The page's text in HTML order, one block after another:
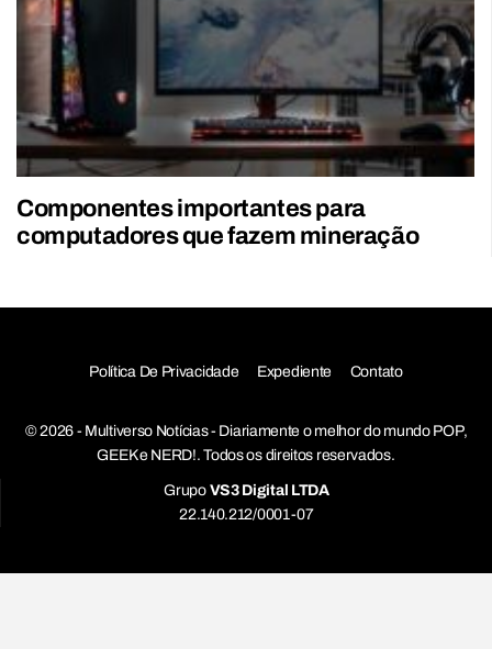
Componentes importantes para
computadores que fazem mineração
Política De Privacidade Expediente Contato
© 2026 - Multiverso Notícias - Diariamente o melhor do mundo POP,
GEEK e NERD!. Todos os direitos reservados.
Grupo VS3 Digital LTDA
22.140.212/0001-07